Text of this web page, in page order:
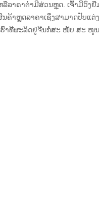
ລືລາຄາຕໍ່າມີສ່ວນຫຼຸດ. ເຈົ້າມີວົງ
ນຄ້າຫຼຸດລາຄາເຊິ່ງສາມາດປັບແຕ່
ຮົາທີ່ຜະລິດຢູ່ຈີນກໍ່ສະ ໜັບ ສະ ໜູນ